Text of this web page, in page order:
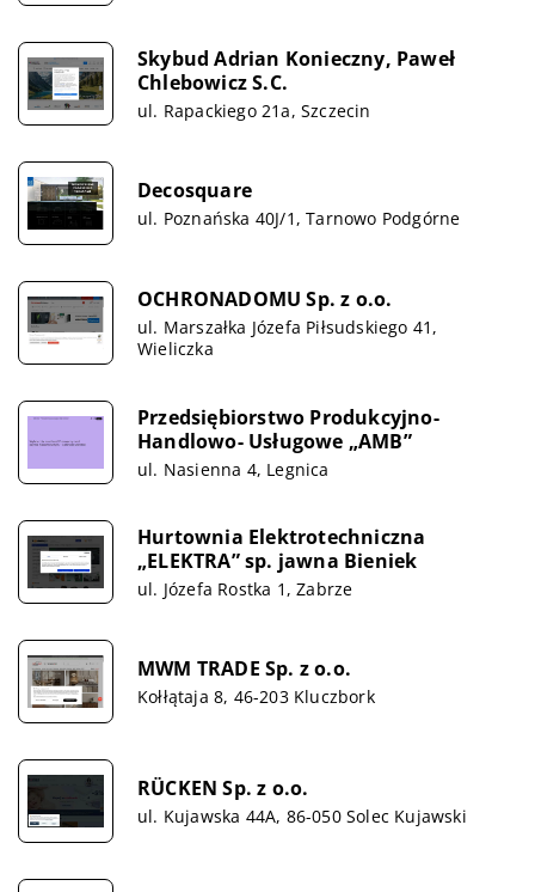
Skybud Adrian Konieczny, Paweł
Chlebowicz S.C.
ul. Rapackiego 21a, Szczecin
Decosquare
ul. Poznańska 40J/1, Tarnowo Podgórne
OCHRONADOMU Sp. z o.o.
ul. Marszałka Józefa Piłsudskiego 41,
Wieliczka
Przedsiębiorstwo Produkcyjno-
Handlowo- Usługowe „AMB”
ul. Nasienna 4, Legnica
Hurtownia Elektrotechniczna
„ELEKTRA” sp. jawna Bieniek
ul. Józefa Rostka 1, Zabrze
MWM TRADE Sp. z o.o.
Kołłątaja 8, 46-203 Kluczbork
RÜCKEN Sp. z o.o.
ul. Kujawska 44A, 86-050 Solec Kujawski